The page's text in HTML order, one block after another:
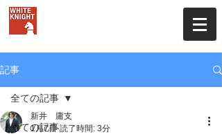
記事
全ての記事
全ての記事
新井 庸支
1月7日 読了時間: 3分